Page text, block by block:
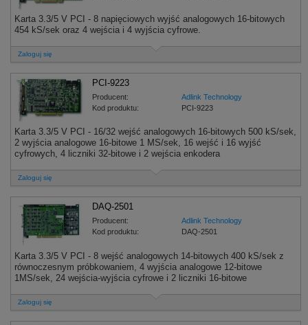
Karta 3.3/5 V PCI - 8 napięciowych wyjść analogowych 16-bitowych
454 kS/sek oraz 4 wejścia i 4 wyjścia cyfrowe.
Zaloguj się
PCI-9223
Producent:
Adlink Technology
Kod produktu:
PCI-9223
Karta 3.3/5 V PCI - 16/32 wejść analogowych 16-bitowych 500 kS/sek,
2 wyjścia analogowe 16-bitowe 1 MS/sek, 16 wejść i 16 wyjść
cyfrowych, 4 liczniki 32-bitowe i 2 wejścia enkodera
Zaloguj się
DAQ-2501
Producent:
Adlink Technology
Kod produktu:
DAQ-2501
Karta 3.3/5 V PCI - 8 wejść analogowych 14-bitowych 400 kS/sek z
równoczesnym próbkowaniem, 4 wyjścia analogowe 12-bitowe
1MS/sek, 24 wejścia-wyjścia cyfrowe i 2 liczniki 16-bitowe
Zaloguj się